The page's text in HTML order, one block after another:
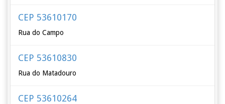
CEP 53610170
Rua do Campo
CEP 53610830
Rua do Matadouro
CEP 53610264